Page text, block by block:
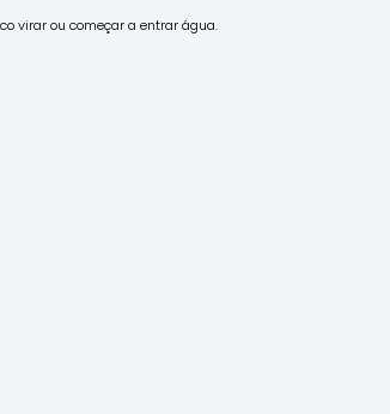
virar ou começar a entrar água.